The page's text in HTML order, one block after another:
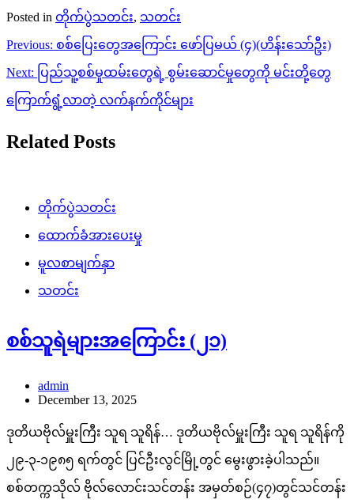
Posted in တိုက်ပွဲသတင်း, သတင်း
Post
navigation
Previous: စစ်ပြေးတွေအကြောင်း ဖော်ပြမယ် (၄)(ဟိန်းသော်ဦး)
Next: ပြည်သူ့စစ်မှုထမ်းတွေရဲ့ စွမ်းဆောင်မှုတွေကို မင်းတို့တွေ
ကြောက်ရွံ့လာတဲ့ လက်နက်ကိုင်များ
Related Posts
တိုက်ပွဲသတင်း
ထောက်ခံအားပေးမှု
မူလစာမျက်နှာ
သတင်း
စစ်သူရဲများအကြောင်း (၂၁)
admin
December 13, 2025
ဒုတိယဗိုလ်မှူးကြီး သူရ သူရိန်… ဒုတိယဗိုလ်မှူးကြီး သူရ သူရိန်ကို
၂၉-၃-၁၉၈၅ ရက်တွင် ပြင်ဦးလွင်မြို့တွင် မွေးဖွားခဲ့ပါသည်။
စစ်တက္ကသိုလ် ဗိုလ်လောင်းသင်တန်း အမှတ်စဉ်(၄၇)တွင်သင်တန်း